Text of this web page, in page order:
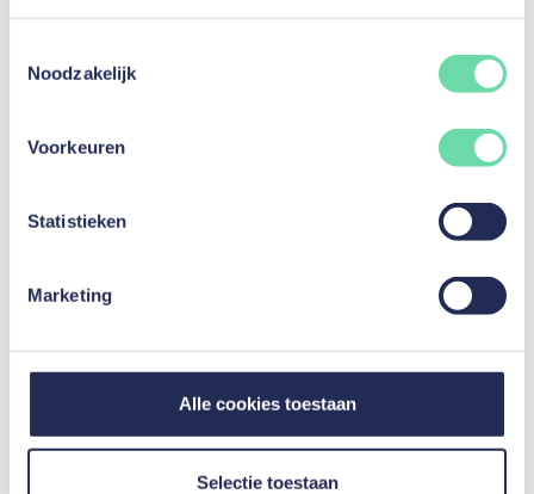
Noodzakelijk
Voorkeuren
Statistieken
Marketing
Alle cookies toestaan
Selectie toestaan
Xavier Laoureux
Xavier Laoureux is medeoprichter van mozzeno.